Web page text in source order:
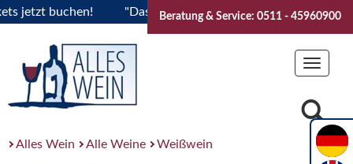
buchen! "Das Sommerfest 2026" Vive la
Beratung & Service: 0511 - 45960900
Toggle
Alles Wein Alle Weine Weißwein